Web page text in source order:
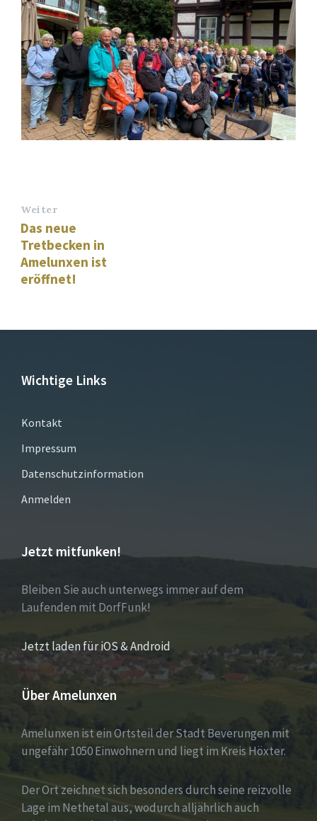
Weiter
Das neue
Tretbecken in
Amelunxen ist
eröffnet!
Wichtige Links
Kontakt
Impressum
Datenschutzinformation
Anmelden
Jetzt mitfunken!
Bleiben Sie auch unterwegs immer auf dem
Laufenden mit DorfFunk!
Jetzt laden für iOS & Android
Über Amelunxen
Amelunxen ist ein Ortsteil der Stadt Beverungen mit
ungefähr 1050 Einwohnern und liegt im Kreis Höxter.
Der Ort zeichnet sich besonders durch seine reizvolle
Lage im Nethetal aus, wodurch alljährlich auch